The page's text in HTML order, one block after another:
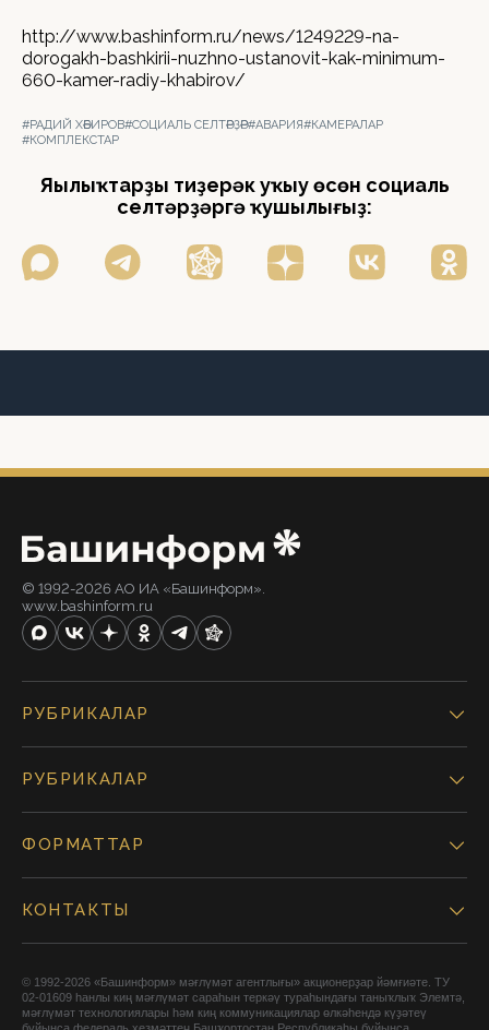
http://www.bashinform.ru/news/1249229-na-
dorogakh-bashkirii-nuzhno-ustanovit-kak-minimum-
660-kamer-radiy-khabirov/
#РАДИЙ ХӘБИРОВ#СОЦИАЛЬ СЕЛТӘРҘӘР#АВАРИЯ#КАМЕРАЛАР
#КОМПЛЕКСТАР
Яңылыҡтарҙы тиҙерәк уҡыу өсөн социаль
селтәрҙәргә ҡушылығыҙ:
© 1992-2026 АО ИА «Башинформ».
www.bashinform.ru
РУБРИКАЛАР
РУБРИКАЛАР
ФОРМАТТАР
КОНТАКТЫ
© 1992-2026 «Башинформ» мәғлүмәт агентлығы» акционерҙар йәмғиәте. ТУ
02-01609 һанлы киң мәғлүмәт сараһын теркәү тураһындағы таныҡлыҡ Элемтә,
мәғлүмәт технологиялары һәм киң коммуникациялар өлкәһендә күҙәтеү